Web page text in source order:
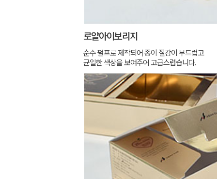
로얄아이보리지
순수 펄프로 제작되어 종이 질감이 부드럽고
균일한 색상을 보여주어 고급스럽습니다.